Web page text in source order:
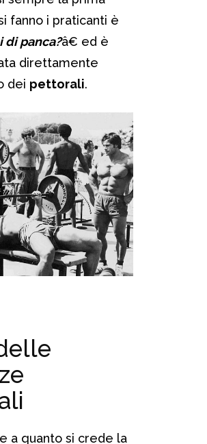
fanno i praticanti è
panca?â€ ed è
direttamente
dei pettorali.
a quanto si crede la